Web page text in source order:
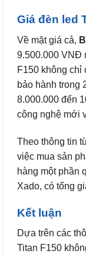
Giá đèn led
Về mặt giá cả,
9.500.000 VNĐ
F150 không chỉ
bảo hành trong
8.000.000 đến
công nghệ mới
Theo thông tin
việc mua sản
hàng một phần
Xado, có tổng
Kết luận
Dựa trên các
Titan F150